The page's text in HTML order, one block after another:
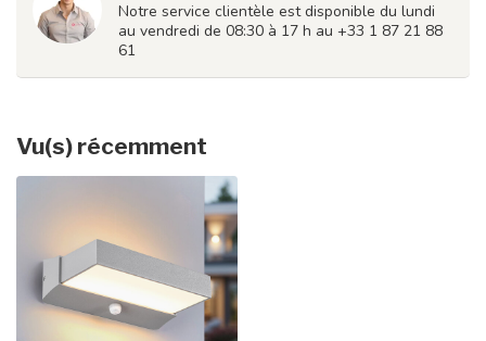
Notre service clientèle est disponible du lundi
au vendredi de 08:30 à 17 h au +33 1 87 21 88
61
Vu(s) récemment